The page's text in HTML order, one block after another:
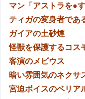
マン「アストラを●
ティガの変身者であ
ガイアの土砂煙
怪獣を保護するコス
客演のメビウス
暗い雰囲気のネクサ
宮迫ボイスのベリア